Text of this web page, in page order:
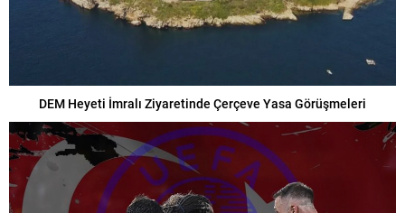
DEM Heyeti İmralı Ziyaretinde Çerçeve Yasa Görüşmeleri